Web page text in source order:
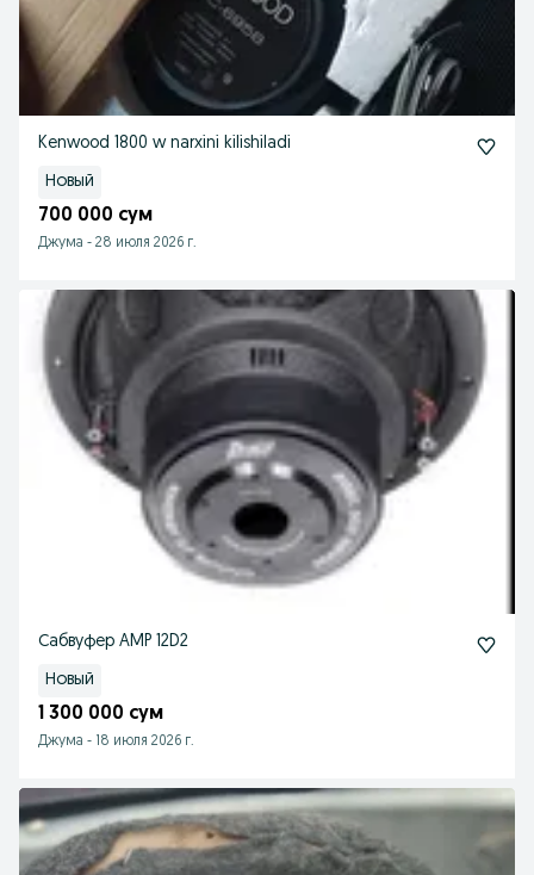
Kenwood 1800 w narxini kilishiladi
Новый
700 000 сум
Джума - 28 июля 2026 г.
Сабвуфер AMP 12D2
Новый
1 300 000 сум
Джума - 18 июля 2026 г.